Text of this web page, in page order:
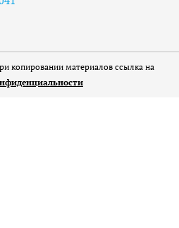
копировании материалов ссылка на